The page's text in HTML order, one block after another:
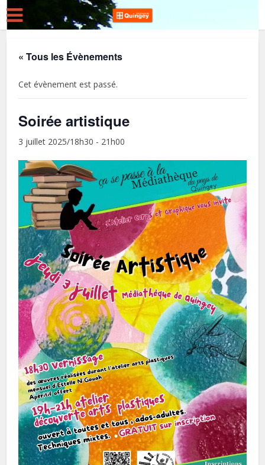
« Tous les Évènements
Cet évènement est passé.
Soirée artistique
3 juillet 2025/18h30 - 21h00